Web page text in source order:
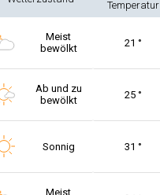
Temperatur
Meist
bewölkt
21 °
Ab und zu
bewölkt
25 °
Sonnig 31 °
Meist